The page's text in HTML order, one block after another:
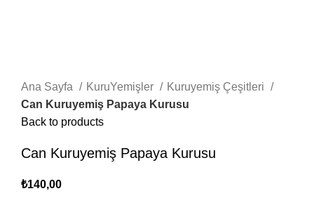
Ana Sayfa KuruYemişler
Kuruyemiş Çeşitleri
Can Kuruyemiş Papaya Kurusu
Back to products
Can Kuruyemiş Papaya Kurusu
₺